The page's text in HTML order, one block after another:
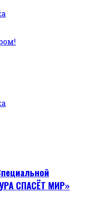
СПАСЁТ МИР»